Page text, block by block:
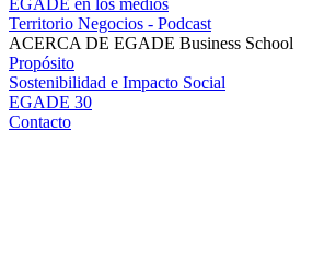
Territorio Negocios - Podcast
ACERCA DE EGADE Business School
Propósito
Sostenibilidad e Impacto Social
EGADE 30
Contacto